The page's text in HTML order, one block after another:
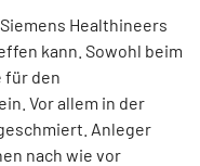
Healthineers
kann. Sowohl beim
für den
Vor allem in der
Anleger
nach wie vor